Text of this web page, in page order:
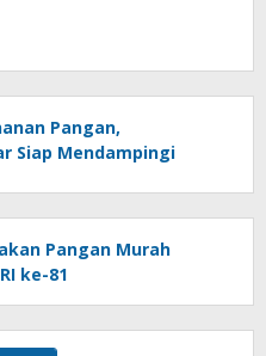
Pangan,
Siap Mendampingi
Pangan Murah
ke-81